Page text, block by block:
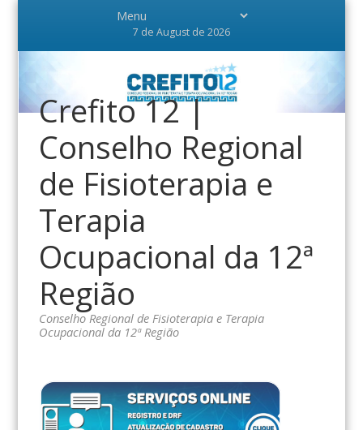
7 de August de 2026
Crefito 12 |
Conselho Regional
de Fisioterapia e
Terapia
Ocupacional da 12ª
Região
Conselho Regional de Fisioterapia e Terapia
Ocupacional da 12ª Região